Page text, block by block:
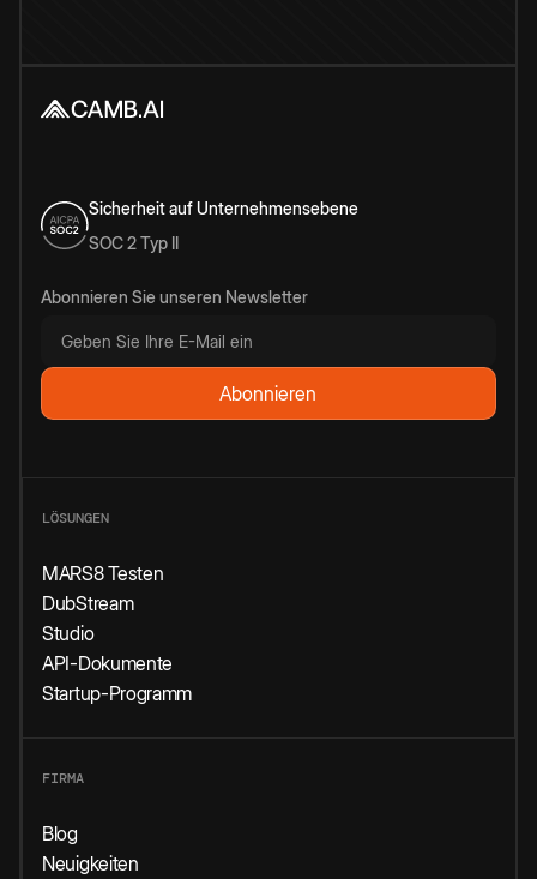
Sicherheit auf Unternehmensebene
SOC 2 Typ II
Abonnieren Sie unseren Newsletter
LÖSUNGEN
MARS8 Testen
DubStream
Studio
API-Dokumente
Startup-Programm
FIRMA
Blog
Neuigkeiten